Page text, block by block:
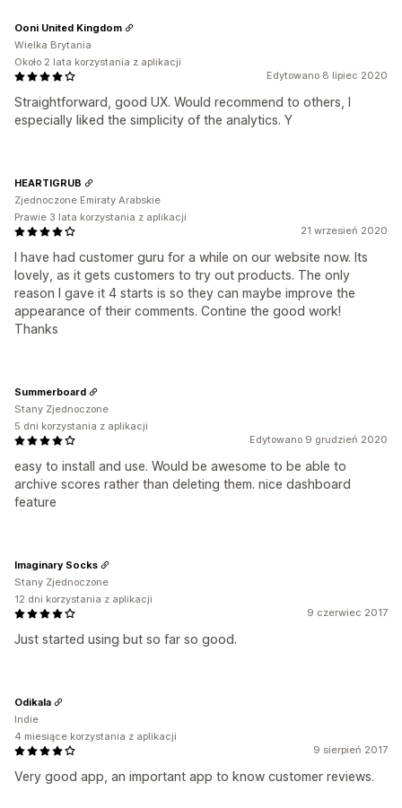
Edytowano 8 lipiec 2020
Straightforward, good UX. Would recommend to others, I
especially liked the simplicity of the analytics. Y
Ooni United Kingdom
Wielka Brytania
Około 2 lata korzystania z aplikacji
21 wrzesień 2020
I have had customer guru for a while on our website now. Its
lovely, as it gets customers to try out products. The only
reason I gave it 4 starts is so they can maybe improve the
appearance of their comments. Contine the good work!
Thanks
HEARTIGRUB
Zjednoczone Emiraty Arabskie
Prawie 3 lata korzystania z aplikacji
Edytowano 9 grudzień 2020
easy to install and use. Would be awesome to be able to
archive scores rather than deleting them. nice dashboard
feature
Summerboard
Stany Zjednoczone
5 dni korzystania z aplikacji
9 czerwiec 2017
Just started using but so far so good.
Imaginary Socks
Stany Zjednoczone
12 dni korzystania z aplikacji
9 sierpień 2017
Very good app, an important app to know customer reviews.
Odikala
Indie
4 miesiące korzystania z aplikacji